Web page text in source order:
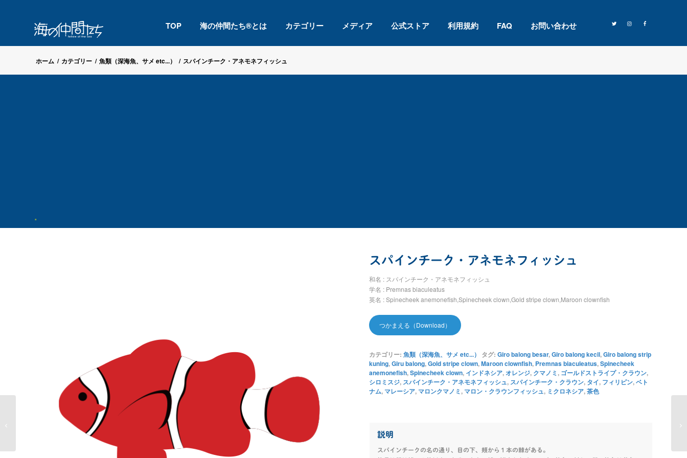
TOP 海の仲間たち®とは カテゴリー メディア 公式ストア 利用規約 FAQ お問い合わせ
ホーム / カテゴリー / 魚類（深海魚、サメ etc...） / スパインチーク・アネモネフィッシュ
スパインチーク・アネモネフィッシュ
和名 : スパインチーク・アネモネフィッシュ
学名 : Premnas biaculeatus
英名 : Spinecheek anemonefish,Spinecheek clown,Gold stripe clown,Maroon clownfish
つかまえる（Download）
カテゴリー: 魚類（深海魚、サメ etc...） タグ: Giro balong besar,Giro balong kecil,Giro balong strip
kuning,Giru balong,Gold stripe clown,Maroon clownfish, Premnas biaculeatus,Spinecheek
anemonefish,Spinecheek clown, インドネシア,オレンジ, クマノミ, ゴールドストライプ・クラウン,
シロミスジ, スパインチーク・アネモネフィッシュ, スパインチーク・クラウン, タイ, フィリピン,ベト
ナム, マレーシア, マロンクマノミ, マロン・クラウンフィッシュ, ミクロネシア,茶色
説明
スパインチークの名の通り、目の下、頬から１本の棘がある。